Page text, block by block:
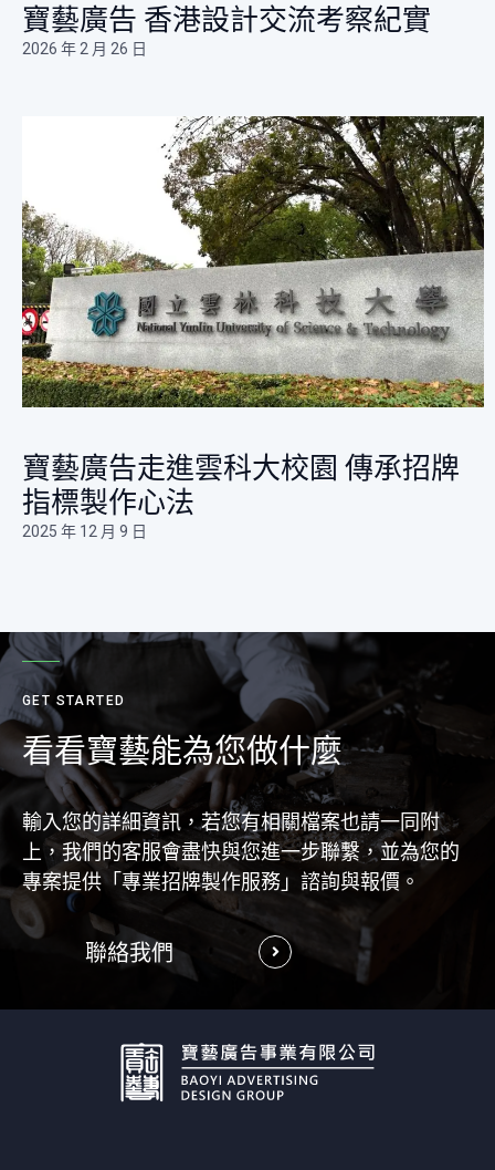
寶藝廣告 香港設計交流考察紀實
2026 年 2 月 26 日
寶藝廣告走進雲科大校園 傳承招牌
指標製作心法​
2025 年 12 月 9 日
GET STARTED
看看寶藝能為您做什麼
輸入您的詳細資訊，若您有相關檔案也請一同附
上，我們的客服會盡快與您進一步聯繫，並為您的
專案提供「專業招牌製作服務」諮詢與報價。
聯絡我們